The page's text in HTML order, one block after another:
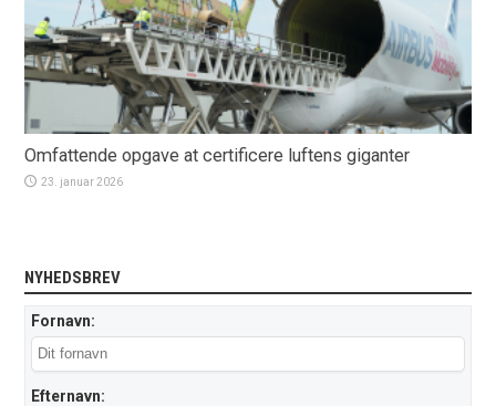
Omfattende opgave at certificere luftens giganter
23. januar 2026
NYHEDSBREV
Fornavn:
Efternavn: